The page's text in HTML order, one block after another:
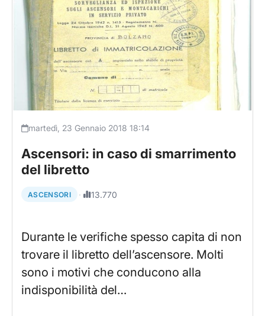
martedì, 23 Gennaio 2018 18:14
Ascensori: in caso di smarrimento
del libretto
ASCENSORI · 13.770
Durante le verifiche spesso capita di non
trovare il libretto dell’ascensore. Molti
sono i motivi che conducono alla
indisponibilità del…